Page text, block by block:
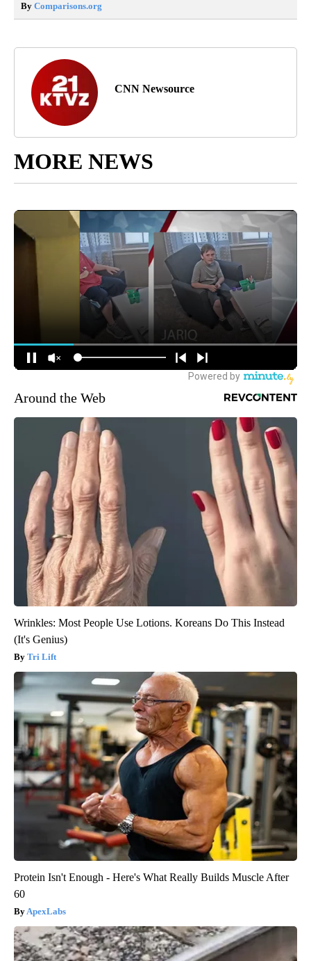
By Comparisons.org
CNN Newsource
MORE NEWS
Around the Web
Wrinkles: Most People Use Lotions. Koreans Do This Instead
(It's Genius)
Tri Lift
Protein Isn't Enough - Here's What Really Builds Muscle After
60
ApexLabs